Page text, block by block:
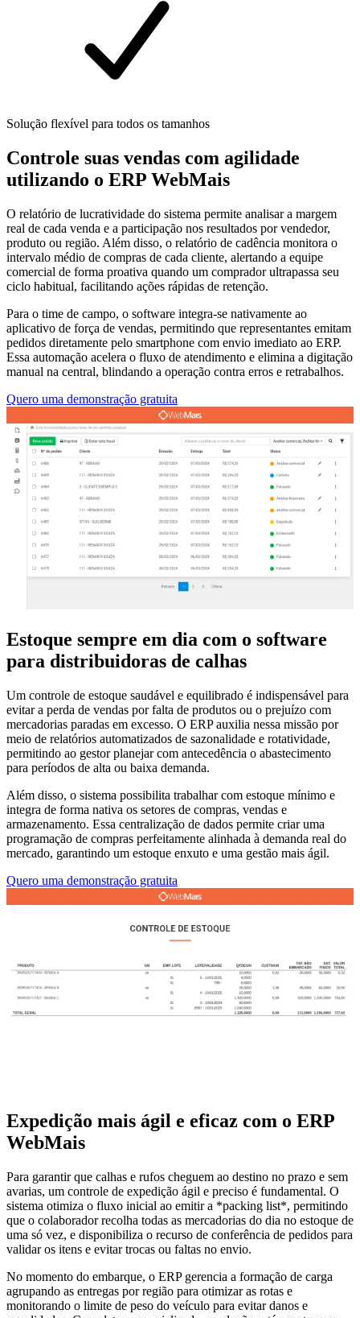
Solução flexível para todos os tamanhos
Controle suas vendas com agilidade
utilizando o ERP WebMais
O relatório de lucratividade do sistema permite analisar a margem
real de cada venda e a participação nos resultados por vendedor,
produto ou região. Além disso, o relatório de cadência monitora o
intervalo médio de compras de cada cliente, alertando a equipe
comercial de forma proativa quando um comprador ultrapassa seu
ciclo habitual, facilitando ações rápidas de retenção.
Para o time de campo, o software integra-se nativamente ao
aplicativo de força de vendas, permitindo que representantes emitam
pedidos diretamente pelo smartphone com envio imediato ao ERP.
Essa automação acelera o fluxo de atendimento e elimina a digitação
manual na central, blindando a operação contra erros e retrabalhos.
Quero uma demonstração gratuita
Estoque sempre em dia com o software
para distribuidoras de calhas
Um controle de estoque saudável e equilibrado é indispensável para
evitar a perda de vendas por falta de produtos ou o prejuízo com
mercadorias paradas em excesso. O ERP auxilia nessa missão por
meio de relatórios automatizados de sazonalidade e rotatividade,
permitindo ao gestor planejar com antecedência o abastecimento
para períodos de alta ou baixa demanda.
Além disso, o sistema possibilita trabalhar com estoque mínimo e
integra de forma nativa os setores de compras, vendas e
armazenamento. Essa centralização de dados permite criar uma
programação de compras perfeitamente alinhada à demanda real do
mercado, garantindo um estoque enxuto e uma gestão mais ágil.
Quero uma demonstração gratuita
Expedição mais ágil e eficaz com o ERP
WebMais
Para garantir que calhas e rufos cheguem ao destino no prazo e sem
avarias, um controle de expedição ágil e preciso é fundamental. O
sistema otimiza o fluxo inicial ao emitir a *packing list*, permitindo
que o colaborador recolha todas as mercadorias do dia no estoque de
uma só vez, e disponibiliza o recurso de conferência de pedidos para
validar os itens e evitar trocas ou faltas no envio.
No momento do embarque, o ERP gerencia a formação de carga
agrupando as entregas por região para otimizar as rotas e
monitorando o limite de peso do veículo para evitar danos e